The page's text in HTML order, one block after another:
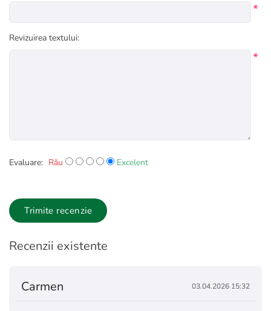
*
Revizuirea textului:
*
Evaluare: Rău Excelent
Trimite recenzie
Recenzii existente
Carmen 03.04.2026 15:32